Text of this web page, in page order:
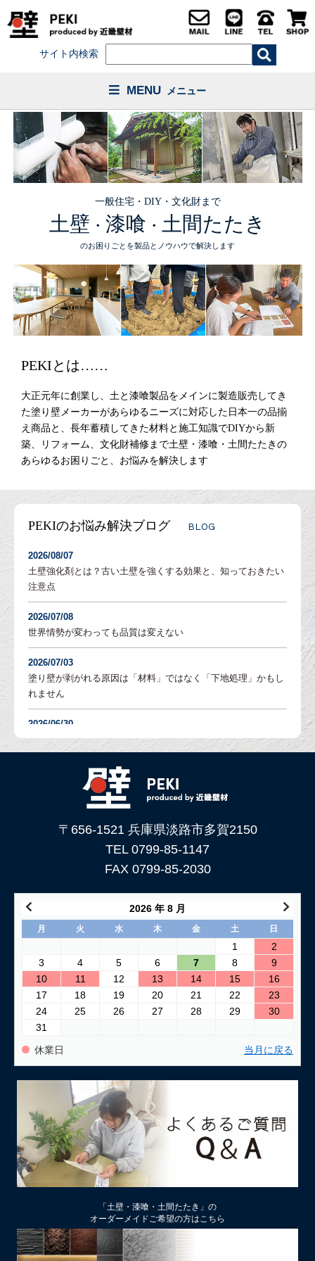
サイト内検索
MENU メニュー
一般住宅・DIY・文化財まで
土壁 ・ 漆喰 ・ 土間たたき
のお困りごとを製品とノウハウで解決します
PEKIとは……
大正元年に創業し、土と漆喰製品をメインに製造販売してき
た塗り壁メーカーがあらゆるニーズに対応した日本一の品揃
え商品と、長年蓄積してきた材料と施工知識でDIYから新
築、リフォーム、文化財補修まで土壁・漆喰・土間たたきの
あらゆるお困りごと、お悩みを解決します
PEKIのお悩み解決ブログ BLOG
2026/08/07
土壁強化剤とは？古い土壁を強くする効果と、知っておきたい
注意点
2026/07/08
世界情勢が変わっても品質は変えない
2026/07/03
塗り壁が剥がれる原因は「材料」ではなく「下地処理」かもし
れません
2026/06/30
塗り壁の「吸水調整」とは？DIYでも失敗しないための重要な
下地処理を解説
「土壁」と「漆喰」 仕上がり表情はどんな違いがある？
2026/05/29
土壁仕上げ材「塗ってくれい」がリニューアルしました！
コンクリートに土壁を塗る方法
2026/04/04
仕上げ材（漆喰や土壁）が部分的に剥がれた壁の塗り替え方法
2026/03/24
古い壁の塗り替え｜失敗しない下地処理のポイント
2026/03/06
「壁カラー」はどんな塗り壁材の着色に使える もちろん土壁
にも！
土壁リフォーム時アクが出たり、出なかったりするのはなぜ？
2026/02/12
土壁仕上げ材「塗ってくれい」「やすらぎ」の色をうすく、淡
くするには
2026/01/22
厚付け補修用中塗り漆喰ドカッと！は滑らかな表面にもできる
〒656-1521 兵庫県淡路市多賀2150
TEL 0799-85-1147
FAX 0799-85-2030
2026 年 8 月
月 火 水 木 金 土 日
1
2
3
4 5 6 7 8
9
10
11 12 13 14 15
16
17
18 19 20 21 22
23
24
25 26 27 28 29
30
31
休業日 当月に戻る
「土壁・漆喰・土間たたき」の
オーダーメイドご希望の方はこちら